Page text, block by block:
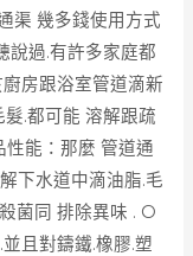
渠 幾多錢使用方式
說過.有許多家庭都
房跟浴室管道滴新
.都可能 溶解跟疏
性能：那麼 管道通
下水道中滴油脂.毛
菌同 排除異味 . O
且對鑄鐵.橡膠.塑